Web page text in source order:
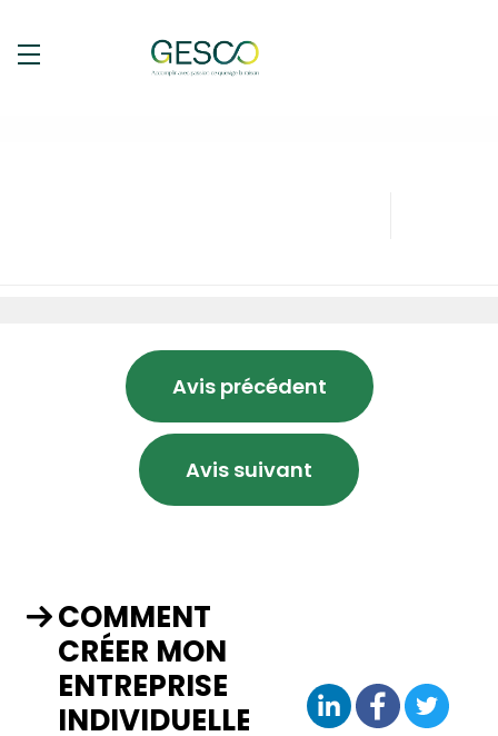
Avis précédent
Avis suivant
COMMENT
CRÉER MON
ENTREPRISE
INDIVIDUELLE